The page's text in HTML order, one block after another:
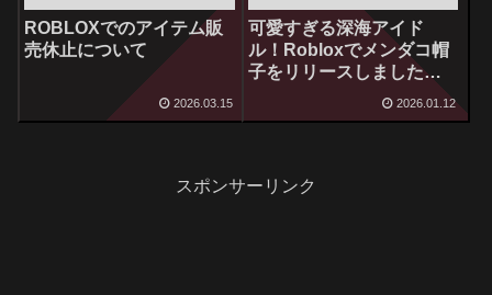
ROBLOXでのアイテム販
売休止について
2026.03.15
可愛すぎる深海アイド
ル！Robloxでメンダコ帽
子をリリースしました！
2026.01.12
スポンサーリンク